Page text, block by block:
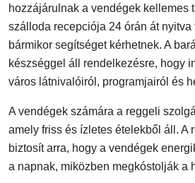
hozzájárulnak a vendégek kellemes
szálloda recepciója 24 órán át nyitva
bármikor segítséget kérhetnek. A
készséggel áll rendelkezésre, hogy
város látnivalóiról, programjairól és
A vendégek számára a reggeli
amely friss és ízletes ételekből áll. A
biztosít arra, hogy a vendégek
a napnak, miközben megkóstolják a